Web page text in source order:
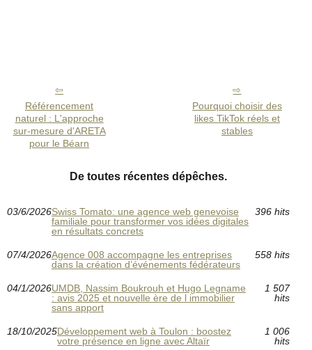
Référencement
naturel : L'approche
sur-mesure d'ARETA
pour le Béarn
Pourquoi choisir des
likes TikTok réels et
stables
De toutes récentes dépêches.
03/6/2026Swiss Tomato: une agence web genevoise
familiale pour transformer vos idées digitales
en résultats concrets
396 hits
07/4/2026Agence 008 accompagne les entreprises
dans la création d’événements fédérateurs
558 hits
04/1/2026UMDB, Nassim Boukrouh et Hugo Legname
: avis 2025 et nouvelle ère de l immobilier
sans apport
1 507
hits
18/10/2025Développement web à Toulon : boostez
votre présence en ligne avec Altaïr
1 006
hits